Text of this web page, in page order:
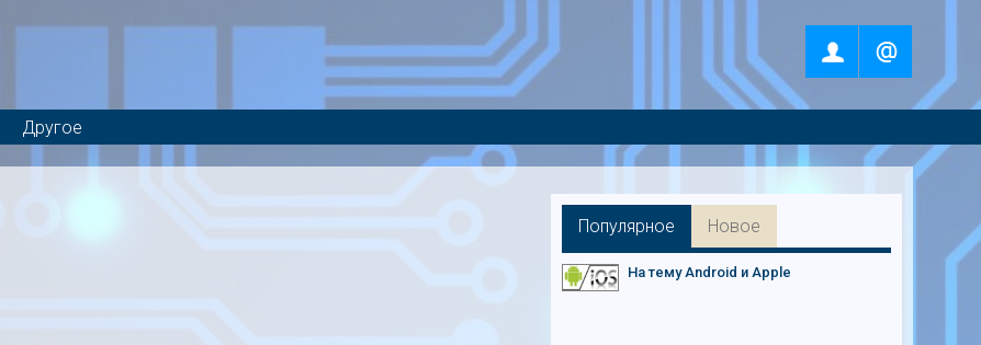
Другое
Популярное Новое
На тему Android и Apple